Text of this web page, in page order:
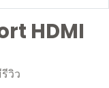
HDMI
วิว